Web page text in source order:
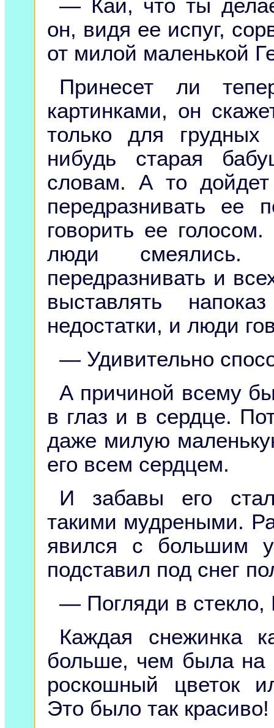
— Кай, что ты
он, видя ее испуг,
от милой маленькой
Принесет ли
картинками, он
только для
нибудь старая
словам. А то
передразнивать ее
говорить ее
люди смеялись.
передразнивать и
выставлять
недостатки, и люди
— Удивительно
А причиной всему
в глаз и в сердце.
даже милую
его всем сердцем.
И забавы его
такими мудреными.
явился с большим
подставил под снег
— Погляди в стекло,
Каждая снежинка
больше, чем была на
роскошный цветок
Это было так красиво!